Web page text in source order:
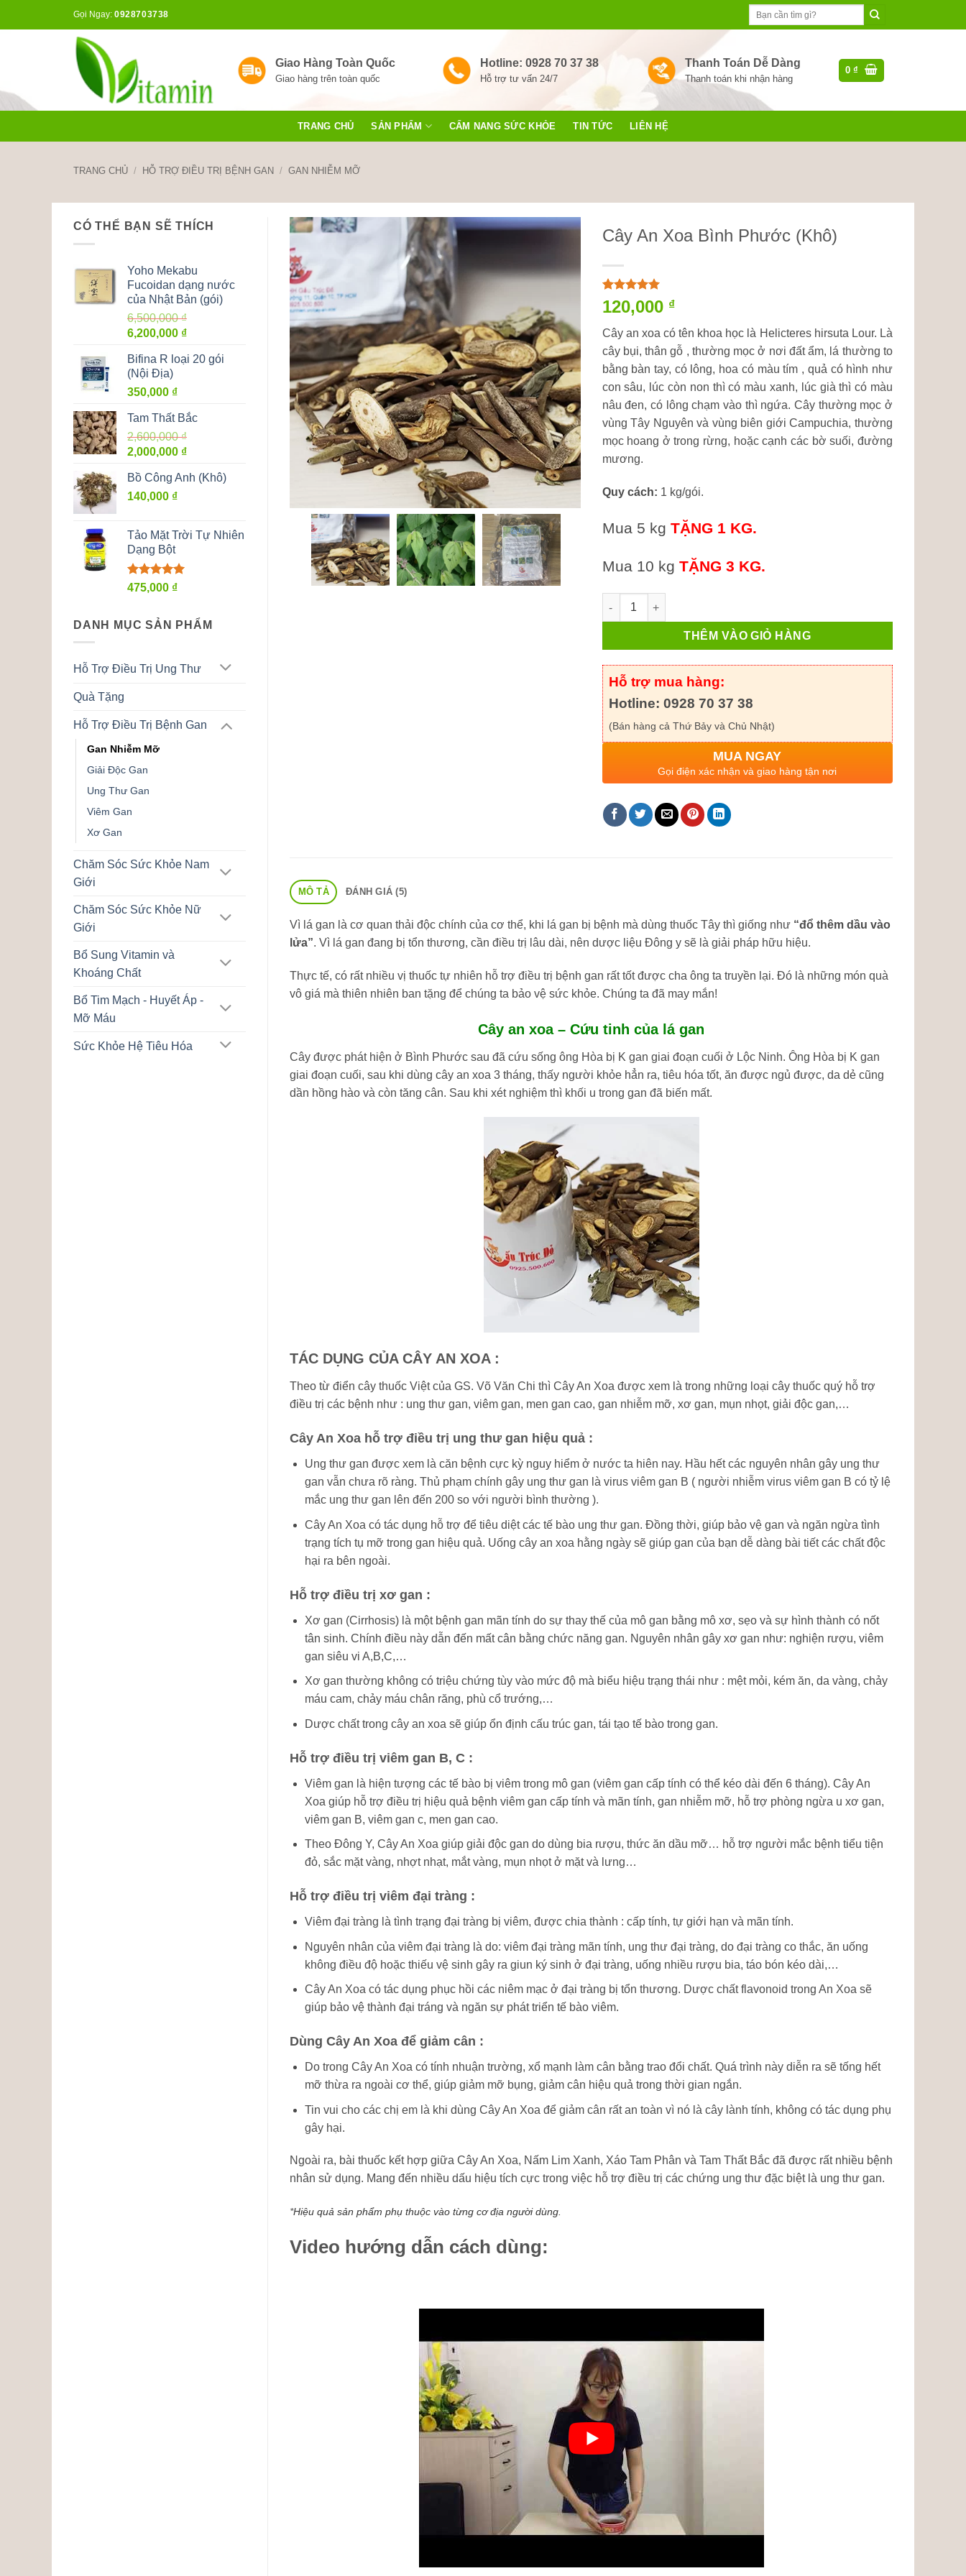
Gọi Ngay: 0928703738
kiếm:
Giao Hàng Toàn Quốc
Giao hàng trên toàn quốc
Hotline: 0928 70 37 38
Hỗ trợ tư vấn 24/7
Thanh Toán Dễ Dàng
Thanh toán khi nhận hàng
0₫
TRANG CHỦ SẢN PHẨM CẨM NANG SỨC KHỎE TIN TỨC LIÊN HỆ
TRANG CHỦ / HỖ TRỢ ĐIỀU TRỊ BỆNH GAN / GAN NHIỄM MỠ
CÓ THỂ BẠN SẼ THÍCH
Yoho Mekabu
Fucoidan dạng nước
của Nhật Bản (gói)
6,500,000₫
Giá
là:
6,500,000 ₫.
6,200,000 ₫Giá
tại
Bifina R loại 20 gói
(Nội Địa)
350,000 ₫
Tam Thất Bắc
2,600,000₫
Giá
là:
2,600,000 ₫.
2,000,000 ₫Giá
tại
Bồ Công Anh (Khô)
140,000 ₫
Tảo Mặt Trời Tự Nhiên
Dạng Bột
Được xếp
hạng
475,000 ₫
DANH MỤC SẢN PHẨM
Hỗ Trợ Điều Trị Ung Thư
Quà Tặng
Hỗ Trợ Điều Trị Bệnh Gan
Gan Nhiễm Mỡ
Giải Độc Gan
Ung Thư Gan
Viêm Gan
Xơ Gan
Chăm Sóc Sức Khỏe Nam
Giới
Chăm Sóc Sức Khỏe Nữ
Giới
Bổ Sung Vitamin và
Khoáng Chất
Bổ Tim Mạch - Huyết Áp -
Mỡ Máu
Sức Khỏe Hệ Tiêu Hóa
Cây An Xoa Bình Phước (Khô)
5trên 5
dựa trên
5
120,000 ₫
Cây an xoa có tên khoa học là Helicteres hirsuta Lour. Là
cây bụi, thân gỗ , thường mọc ở nơi đất ẩm, lá thường to
bằng bàn tay, có lông, hoa có màu tím , quả có hình như
con sâu, lúc còn non thì có màu xanh, lúc già thì có màu
nâu đen, có lông chạm vào thì ngứa. Cây thường mọc ở
vùng Tây Nguyên và vùng biên giới Campuchia, thường
mọc hoang ở trong rừng, hoặc cạnh các bờ suối, đường
mương.
Quy cách: 1 kg/gói.
Mua 5 kg TẶNG 1 KG.
Mua 10 kg TẶNG 3 KG.
Cây An Xoa Bình Phước (Khô) số lượng
THÊM VÀO GIỎ HÀNG
Hỗ trợ mua hàng:
Hotline: 0928 70 37 38
(Bán hàng cả Thứ Bảy và Chủ Nhật)
MUA NGAY
Gọi điện xác nhận và giao hàng tận nơi
MÔ TẢ ĐÁNH GIÁ (5)
Vì lá gan là cơ quan thải độc chính của cơ thể, khi lá gan bị bệnh mà dùng thuốc Tây thì giống như “đổ thêm dầu vào
lửa”. Vì lá gan đang bị tổn thương, cần điều trị lâu dài, nên dược liệu Đông y sẽ là giải pháp hữu hiệu.
Thực tế, có rất nhiều vị thuốc tự nhiên hỗ trợ điều trị bệnh gan rất tốt được cha ông ta truyền lại. Đó là những món quà
vô giá mà thiên nhiên ban tặng để chúng ta bảo vệ sức khỏe. Chúng ta đã may mắn!
Cây an xoa – Cứu tinh của lá gan
Cây được phát hiện ở Bình Phước sau đã cứu sống ông Hòa bị K gan giai đoạn cuối ở Lộc Ninh. Ông Hòa bị K gan
giai đoạn cuối, sau khi dùng cây an xoa 3 tháng, thấy người khỏe hẳn ra, tiêu hóa tốt, ăn được ngủ được, da dẻ cũng
dần hồng hào và còn tăng cân. Sau khi xét nghiệm thì khối u trong gan đã biến mất.
TÁC DỤNG CỦA CÂY AN XOA :
Theo từ điển cây thuốc Việt của GS. Võ Văn Chi thì Cây An Xoa được xem là trong những loại cây thuốc quý hỗ trợ
điều trị các bệnh như : ung thư gan, viêm gan, men gan cao, gan nhiễm mỡ, xơ gan, mụn nhọt, giải độc gan,…
Cây An Xoa hỗ trợ điều trị ung thư gan hiệu quả :
Ung thư gan được xem là căn bệnh cực kỳ nguy hiểm ở nước ta hiên nay. Hầu hết các nguyên nhân gây ung thư
gan vẫn chưa rõ ràng. Thủ phạm chính gây ung thư gan là virus viêm gan B ( người nhiễm virus viêm gan B có tỷ lệ
mắc ung thư gan lên đến 200 so với người bình thường ).
Cây An Xoa có tác dụng hỗ trợ để tiêu diệt các tế bào ung thư gan. Đồng thời, giúp bảo vệ gan và ngăn ngừa tình
trạng tích tụ mỡ trong gan hiệu quả. Uống cây an xoa hằng ngày sẽ giúp gan của bạn dễ dàng bài tiết các chất độc
hại ra bên ngoài.
Hỗ trợ điều trị xơ gan :
Xơ gan (Cirrhosis) là một bệnh gan mãn tính do sự thay thế của mô gan bằng mô xơ, sẹo và sự hình thành có nốt
tân sinh. Chính điều này dẫn đến mất cân bằng chức năng gan. Nguyên nhân gây xơ gan như: nghiện rượu, viêm
gan siêu vi A,B,C,…
Xơ gan thường không có triệu chứng tùy vào mức độ mà biểu hiệu trạng thái như : mệt mỏi, kém ăn, da vàng, chảy
máu cam, chảy máu chân răng, phù cổ trướng,…
Dược chất trong cây an xoa sẽ giúp ổn định cấu trúc gan, tái tạo tế bào trong gan.
Hỗ trợ điều trị viêm gan B, C :
Viêm gan là hiện tượng các tế bào bị viêm trong mô gan (viêm gan cấp tính có thể kéo dài đến 6 tháng). Cây An
Xoa giúp hỗ trợ điều trị hiệu quả bệnh viêm gan cấp tính và mãn tính, gan nhiễm mỡ, hỗ trợ phòng ngừa u xơ gan,
viêm gan B, viêm gan c, men gan cao.
Theo Đông Y, Cây An Xoa giúp giải độc gan do dùng bia rượu, thức ăn dầu mỡ… hỗ trợ người mắc bệnh tiểu tiện
đỏ, sắc mặt vàng, nhợt nhạt, mắt vàng, mụn nhọt ở mặt và lưng…
Hỗ trợ điều trị viêm đại tràng :
Viêm đại tràng là tình trạng đại tràng bị viêm, được chia thành : cấp tính, tự giới hạn và mãn tính.
Nguyên nhân của viêm đại tràng là do: viêm đại tràng mãn tính, ung thư đại tràng, do đại tràng co thắc, ăn uống
không điều độ hoặc thiếu vệ sinh gây ra giun ký sinh ở đại tràng, uống nhiều rượu bia, táo bón kéo dài,…
Cây An Xoa có tác dụng phục hồi các niêm mạc ở đại tràng bị tổn thương. Dược chất flavonoid trong An Xoa sẽ
giúp bảo vệ thành đại tráng và ngăn sự phát triển tế bào viêm.
Dùng Cây An Xoa để giảm cân :
Do trong Cây An Xoa có tính nhuận trường, xổ mạnh làm cân bằng trao đổi chất. Quá trình này diễn ra sẽ tống hết
mỡ thừa ra ngoài cơ thể, giúp giảm mỡ bụng, giảm cân hiệu quả trong thời gian ngắn.
Tin vui cho các chị em là khi dùng Cây An Xoa để giảm cân rất an toàn vì nó là cây lành tính, không có tác dụng phụ
gây hại.
Ngoài ra, bài thuốc kết hợp giữa Cây An Xoa, Nấm Lim Xanh, Xáo Tam Phân và Tam Thất Bắc đã được rất nhiều bệnh
nhân sử dụng. Mang đến nhiều dấu hiệu tích cực trong việc hỗ trợ điều trị các chứng ung thư đặc biệt là ung thư gan.
*Hiệu quả sản phẩm phụ thuộc vào từng cơ địa người dùng.
Video hướng dẫn cách dùng: